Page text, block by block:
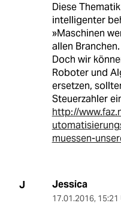
Diese
intelligenter
»Maschinen
allen
Doch wir
Roboter und
ersetzen,
Steuerzahler
http://
muessen-
J Jessica
17.01.2016, 15:21